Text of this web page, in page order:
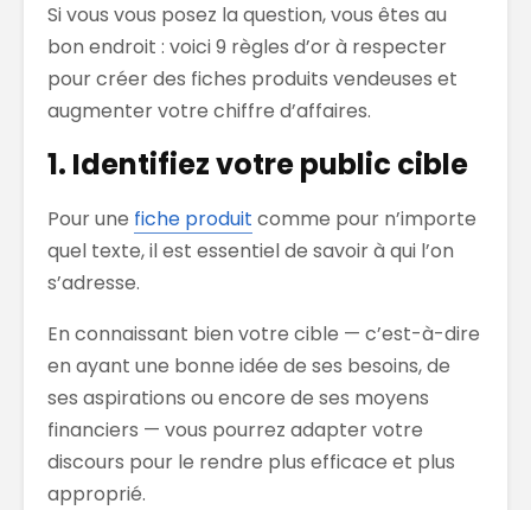
Si vous vous posez la question, vous êtes au
bon endroit : voici 9 règles d’or à respecter
pour créer des fiches produits vendeuses et
augmenter votre chiffre d’affaires.
1. Identifiez votre public cible
Pour une fiche produit comme pour n’importe
quel texte, il est essentiel de savoir à qui l’on
s’adresse.
En connaissant bien votre cible — c’est-à-dire
en ayant une bonne idée de ses besoins, de
ses aspirations ou encore de ses moyens
financiers — vous pourrez adapter votre
discours pour le rendre plus efficace et plus
approprié.